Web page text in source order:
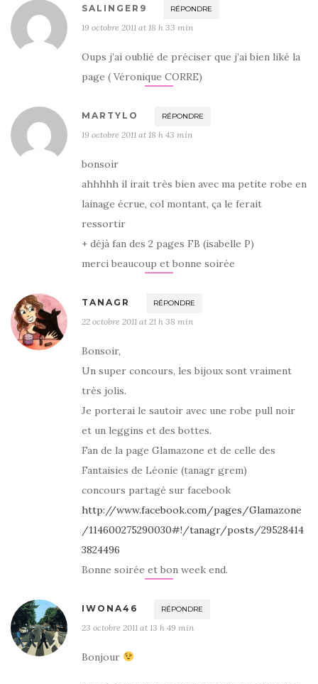
SALINGER9 RÉPONDRE
19 octobre 2011 at 18 h 33 min
Oups j’ai oublié de préciser que j’ai bien liké la
page ( Véronique CORRE)
MARTYLO RÉPONDRE
19 octobre 2011 at 18 h 43 min
bonsoir
ahhhhh il irait très bien avec ma petite robe en
lainage écrue, col montant, ça le ferait
ressortir
+ déjà fan des 2 pages FB (isabelle P)
merci beaucoup et bonne soirée
TANAGR RÉPONDRE
22 octobre 2011 at 21 h 38 min
Bonsoir,
Un super concours, les bijoux sont vraiment
très jolis.
Je porterai le sautoir avec une robe pull noir
et un leggins et des bottes.
Fan de la page Glamazone et de celle des
Fantaisies de Léonie (tanagr grem)
concours partagé sur facebook
http://www.facebook.com/pages/Glamazone
/114600275290030#!/tanagr/posts/29528414
3824496
Bonne soirée et bon week end.
IWONA46 RÉPONDRE
23 octobre 2011 at 13 h 49 min
Bonjour